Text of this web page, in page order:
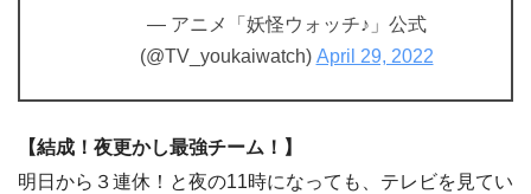
— アニメ「妖怪ウォッチ♪」公式
(@TV_youkaiwatch) April 29, 2022
【結成！夜更かし最強チーム！】
明日から３連休！と夜の11時になっても、テレビを見てい